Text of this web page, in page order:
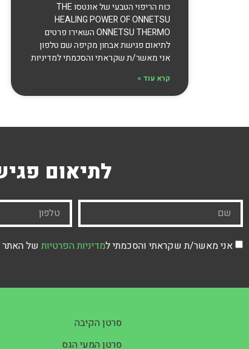
כוח הריפוי הטבעי של אונטסו THE
HEALING POWER OF ONNETSU
ONNETSU THERMO השאירו פרטים
לתיאום פגישת אבחון מקיפה שם טלפון
אני מאשר/ת שקראתי והסכמתי למדיניות
קרא עוד »
לתיאום
אני מאשר/ת שקראתי והסכמתי למדיניות הפרטיות של האתר
סרטן הקיבה
סרטן המעי הגס